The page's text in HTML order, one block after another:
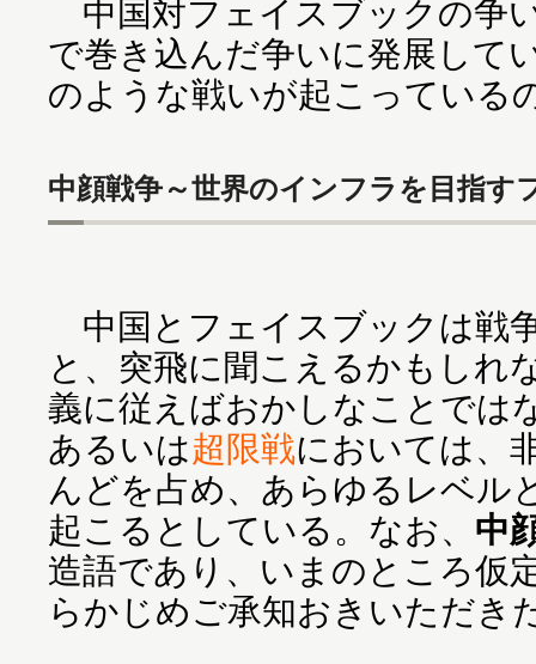
中国対フェイスブックの争
で巻き込んだ争いに発展して
のような戦いが起こっている
中顔戦争～世界のインフラを目指す
中国とフェイスブックは戦
と、突飛に聞こえるかもしれ
義に従えばおかしなことでは
あるいは超限戦においては、
んどを占め、あらゆるレベル
起こるとしている。なお、 中
造語であり、いまのところ仮
らかじめご承知おきいただき